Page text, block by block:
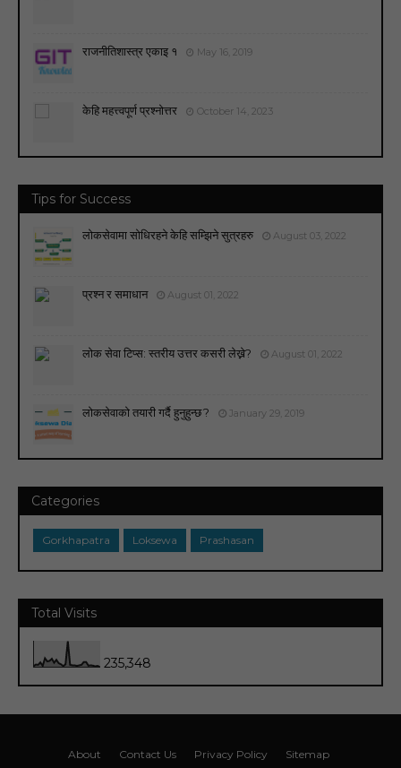
राजनीतिशास्त्र एकाइ १ May 16, 2019
केहि महत्त्वपूर्ण प्रश्नोत्तर October 14, 2023
Tips for Success
लोकसेवामा सोधिरहने केहि सम्झिने सुत्रहरु August 03, 2022
प्रश्न र समाधान August 01, 2022
लोक सेवा टिप्स: स्तरीय उत्तर कसरी लेख्ने? August 01, 2022
लोकसेवाको तयारी गर्दै हुनुहुन्छ ? January 29, 2019
Categories
Gorkhapatra Loksewa Prashasan
Total Visits
235,348
About Contact Us Privacy Policy Sitemap